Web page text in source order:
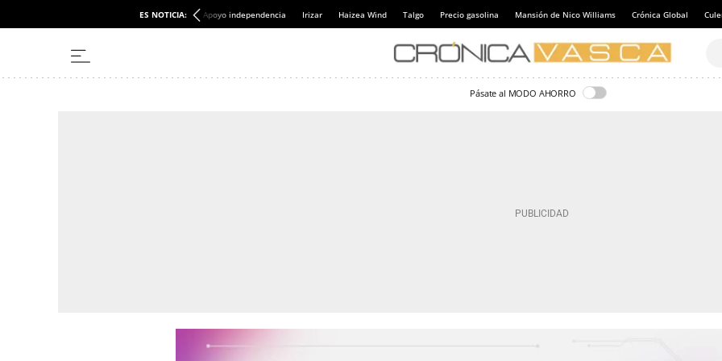
ES NOTICIA: Apoyo independencia Irizar Haizea Wind Talgo Precio gasolina Mansión de Nico Williams Crónica Global
Pásate al MODO AHORRO